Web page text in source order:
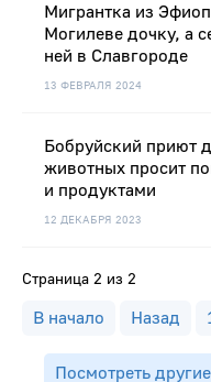
13 ФЕВРАЛЯ 2024
Мигрантка из
Могилеве дочку, а
ней в Славгороде
12 ДЕКАБРЯ 2023
Бобруйский приют
животных просит
и продуктами
Страница 2 из 2
В начало Назад
Посмотреть